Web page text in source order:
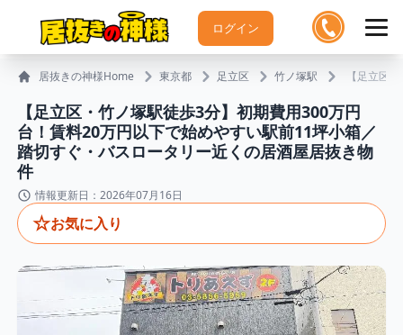
ログイン
居抜きの神様Home 東京都 足立区 竹ノ塚駅 【足立区
【足立区・竹ノ塚駅徒歩3分】初期費用300万円
台！賃料20万円以下で始めやすい駅前11坪小箱／
踏切すぐ・バスロータリー近くの居酒屋居抜き物
件
情報更新日：2026年07月16日
☆お気に入り